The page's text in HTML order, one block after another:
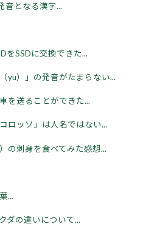
音となる漢字...
をSSDに交換できた...
yu）」の発音がたまらない...
を送ることができた...
ロッソ」は人名ではない...
の刺身を食べてみた感想...
...
ダの違いについて...